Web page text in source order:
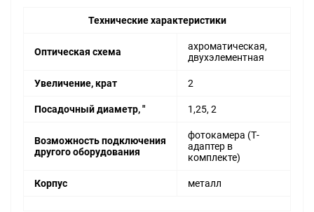
Технические характеристики
Оптическая схема
ахроматическая,
двухэлементная
Увеличение, крат 2
Посадочный диаметр, " 1,25, 2
Возможность подключения
другого оборудования
фотокамера (Т-
адаптер в
комплекте)
Корпус металл